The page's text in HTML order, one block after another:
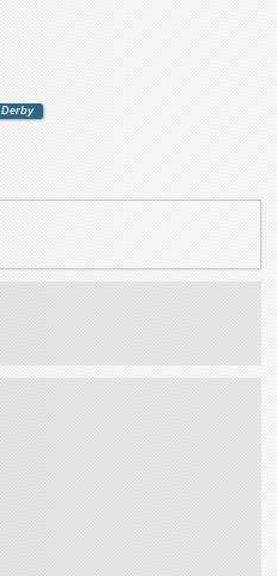
Derby